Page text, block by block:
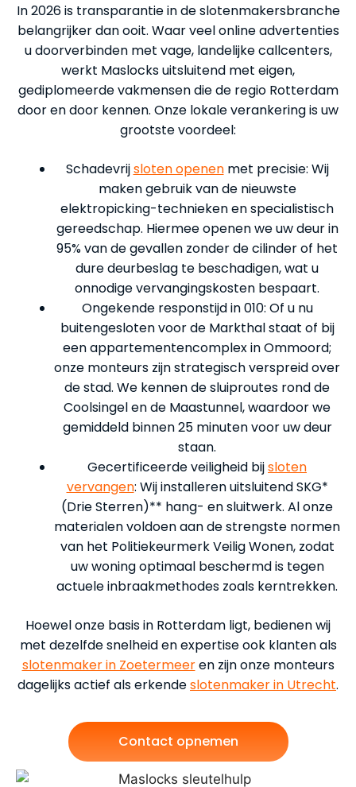
In 2026 is transparantie in de slotenmakersbranche
belangrijker dan ooit. Waar veel online advertenties
u doorverbinden met vage, landelijke callcenters,
werkt Maslocks uitsluitend met eigen,
gediplomeerde vakmensen die de regio Rotterdam
door en door kennen. Onze lokale verankering is uw
grootste voordeel:
Schadevrijsloten openenmet precisie: Wij
maken gebruik van de nieuwste
elektropicking-technieken en specialistisch
gereedschap. Hiermee openen we uw deur in
95% van de gevallen zonder de cilinder of het
dure deurbeslag te beschadigen, wat u
onnodige vervangingskosten bespaart.
Ongekende responstijd in 010: Of u nu
buitengesloten voor de Markthal staat of bij
een appartementencomplex in Ommoord;
onze monteurs zijn strategisch verspreid over
de stad. We kennen de sluiproutes rond de
Coolsingel en de Maastunnel, waardoor we
gemiddeld binnen 25 minuten voor uw deur
staan.
Gecertificeerde veiligheid bijsloten
vervangen: Wij installeren uitsluitend SKG*
(Drie Sterren)** hang- en sluitwerk. Al onze
materialen voldoen aan de strengste normen
van het Politiekeurmerk Veilig Wonen, zodat
uw woning optimaal beschermd is tegen
actuele inbraakmethodes zoals kerntrekken.
Hoewel onze basis in Rotterdam ligt, bedienen wij
met dezelfde snelheid en expertise ook klanten als
slotenmaker in Zoetermeeren zijn onze monteurs
dagelijks actief als erkendeslotenmaker in Utrecht.
Contact opnemen